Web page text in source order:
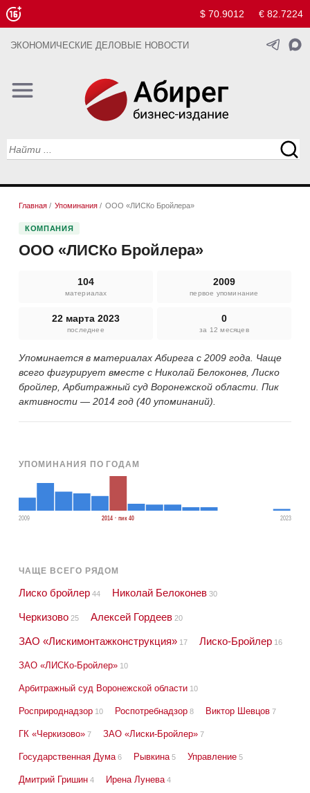
$ 70.9012 € 82.7224
ЭКОНОМИЧЕСКИЕ ДЕЛОВЫЕ НОВОСТИ
Главная / Упоминания / ООО «ЛИСКо Бройлера»
КОМПАНИЯ
ООО «ЛИСКо Бройлера»
104
материалах
2009
первое упоминание
22 марта 2023
последнее
0
за 12 месяцев
Упоминается в материалах Абирега с 2009 года. Чаще
всего фигурирует вместе с Николай Белоконев, Лиско
бройлер, Арбитражный суд Воронежской области. Пик
активности — 2014 год (40 упоминаний).
УПОМИНАНИЯ ПО ГОДАМ
2009 2014 · пик 40 2023
ЧАЩЕ ВСЕГО РЯДОМ
Лиско бройлер 44 Николай Белоконев 30
Черкизово 25 Алексей Гордеев 20
ЗАО «Лискимонтажконструкция» 17 Лиско-Бройлер 16
ЗАО «ЛИСКо-Бройлер» 10
Арбитражный суд Воронежской области 10
Росприроднадзор 10 Роспотребнадзор 8 Виктор Шевцов 7
ГК «Черкизово» 7 ЗАО «Лиски-Бройлер» 7
Государственная Дума 6 Рывкина 5 Управление 5
Дмитрий Гришин 4 Ирена Лунева 4